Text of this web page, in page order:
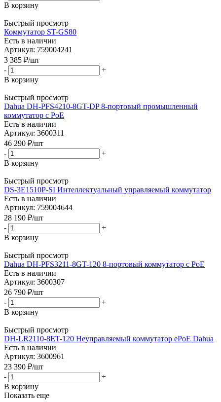
В корзину
Быстрый просмотр
Коммутатор ST-GS80
Есть в наличии
Артикул: 759004241
3 385 ₽/шт
-
+
В корзину
Быстрый просмотр
Dahua DH-PFS4210-8GT-DP 8-портовый промышленный
коммутатор c PoE
Есть в наличии
Артикул: 3600311
46 290 ₽/шт
-
+
В корзину
Быстрый просмотр
DS-3E1510P-SI Интеллектуальный управляемый коммутатор
Есть в наличии
Артикул: 759004644
28 190 ₽/шт
-
+
В корзину
Быстрый просмотр
Dahua DH-PFS3211-8GT-120 8-портовый коммутатор c PoE
Есть в наличии
Артикул: 3600307
26 790 ₽/шт
-
+
В корзину
Быстрый просмотр
DH-LR2110-8ET-120 Неуправляемый коммутатор ePoE Dahua
Есть в наличии
Артикул: 3600961
23 390 ₽/шт
-
+
В корзину
Показать еще